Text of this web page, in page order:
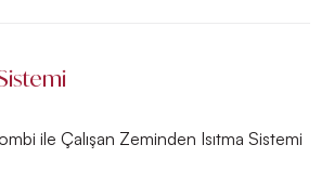
ile Çalışan Zeminden Isıtma Sistemi